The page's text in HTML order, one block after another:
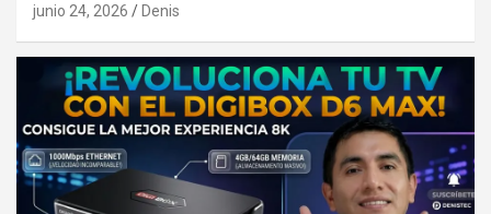
junio 24, 2026 Denis